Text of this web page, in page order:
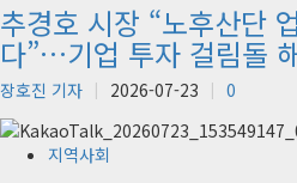
추경호 시장 “노후산단
다”…기업 투자 걸림돌
장호진 기자 2026-07-23 0
지역사회